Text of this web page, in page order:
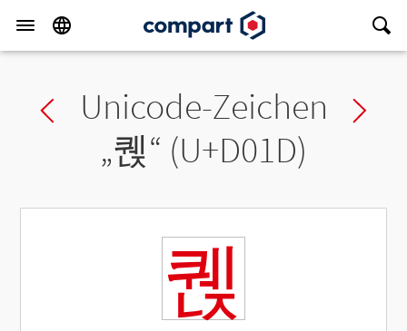
Previous char
Unicode-Zeichen
„퀝“ (U+D01D)
퀝